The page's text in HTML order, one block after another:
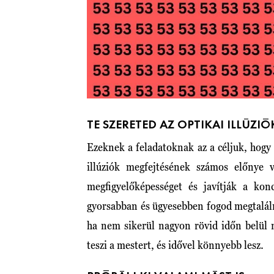
TE SZERETED AZ OPTIKAI
Ezeknek a feladatoknak az a céljuk,
illúziók megfejtésének számos
megfigyelőképességet és javítják a
gyorsabban és ügyesebben fogod
ha nem sikerül nagyon rövid időn belül
teszi a mestert, és idővel könnyebb lesz.